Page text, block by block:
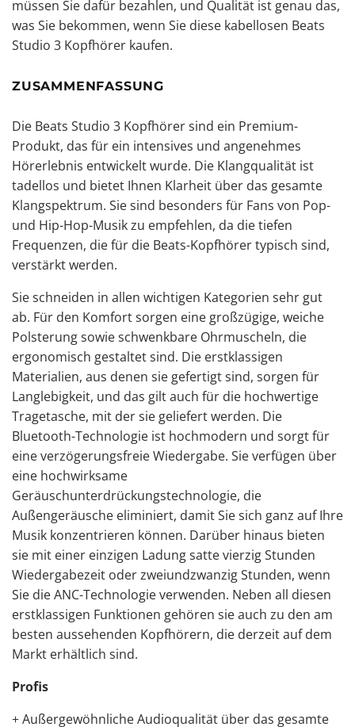
müssen Sie dafür bezahlen, und Qualität ist genau das,
was Sie bekommen, wenn Sie diese kabellosen Beats
Studio 3 Kopfhörer kaufen.
ZUSAMMENFASSUNG
Die Beats Studio 3 Kopfhörer sind ein Premium-
Produkt, das für ein intensives und angenehmes
Hörerlebnis entwickelt wurde. Die Klangqualität ist
tadellos und bietet Ihnen Klarheit über das gesamte
Klangspektrum. Sie sind besonders für Fans von Pop-
und Hip-Hop-Musik zu empfehlen, da die tiefen
Frequenzen, die für die Beats-Kopfhörer typisch sind,
verstärkt werden.
Sie schneiden in allen wichtigen Kategorien sehr gut
ab. Für den Komfort sorgen eine großzügige, weiche
Polsterung sowie schwenkbare Ohrmuscheln, die
ergonomisch gestaltet sind. Die erstklassigen
Materialien, aus denen sie gefertigt sind, sorgen für
Langlebigkeit, und das gilt auch für die hochwertige
Tragetasche, mit der sie geliefert werden. Die
Bluetooth-Technologie ist hochmodern und sorgt für
eine verzögerungsfreie Wiedergabe. Sie verfügen über
eine hochwirksame
Geräuschunterdrückungstechnologie, die
Außengeräusche eliminiert, damit Sie sich ganz auf Ihre
Musik konzentrieren können. Darüber hinaus bieten
sie mit einer einzigen Ladung satte vierzig Stunden
Wiedergabezeit oder zweiundzwanzig Stunden, wenn
Sie die ANC-Technologie verwenden. Neben all diesen
erstklassigen Funktionen gehören sie auch zu den am
besten aussehenden Kopfhörern, die derzeit auf dem
Markt erhältlich sind.
Profis
+ Außergewöhnliche Audioqualität über das gesamte